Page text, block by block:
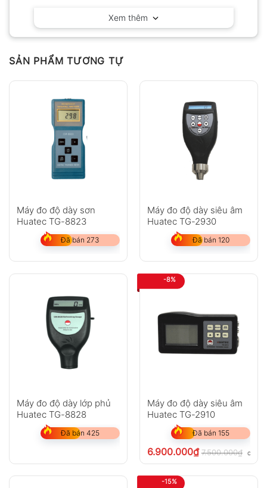
Xem thêm
SẢN PHẨM TƯƠNG TỰ
Máy đo độ dày sơn
Huatec TG-8823
Đã bán 273
Máy đo độ dày siêu âm
Huatec TG-2930
Đã bán 120
Máy đo độ dày lớp phủ
Huatec TG-8828
Đã bán 425
-8%
Máy đo độ dày siêu âm
Huatec TG-2910
Đã bán 155
6.900.000₫ 7.500.000₫ chưa
-15%